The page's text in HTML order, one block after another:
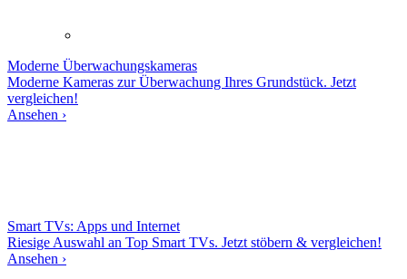
Moderne Überwachungskameras
Moderne Kameras zur Überwachung Ihres Grundstück. Jetzt
vergleichen!
Ansehen ›
Smart TVs: Apps und Internet
Riesige Auswahl an Top Smart TVs. Jetzt stöbern & vergleichen!
Ansehen ›